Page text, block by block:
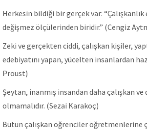
Herkesin bildiği bir gerçek var:
değişmez ölçülerinden biridir.” (Cengiz
Zeki ve gerçekten ciddi, çalışkan kişiler,
edebiyatını yapan, yücelten insanlardan
Proust)
Şeytan, inanmış insandan daha çalışkan
olmamalıdır. (Sezai Karakoç)
Bütün çalışkan öğrenciler öğretmenlerine